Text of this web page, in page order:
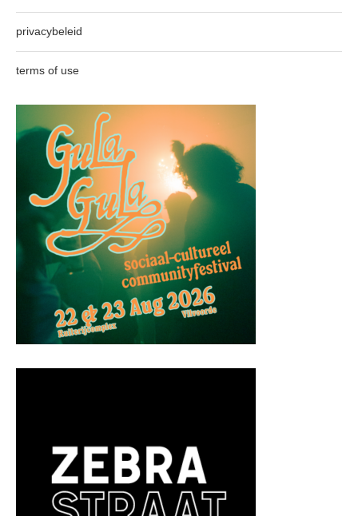
privacybeleid
terms of use